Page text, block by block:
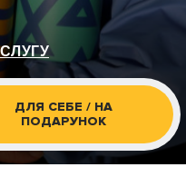
ДЛЯ СЕБЕ / НА
ПОДАРУНОК